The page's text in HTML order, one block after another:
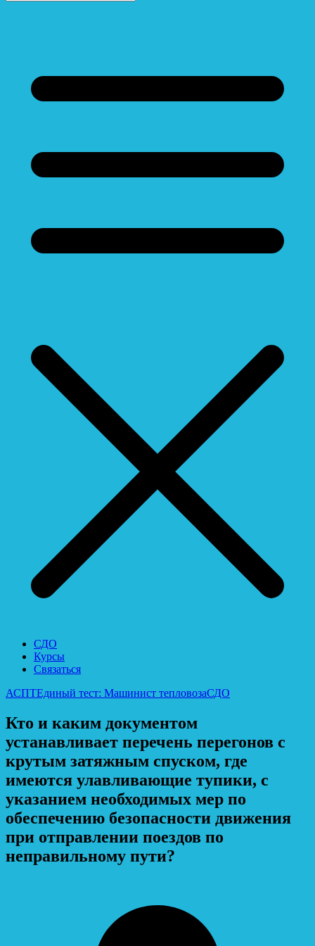
СДО
Курсы
Связаться
АСПТЕдиный тест: Машинист тепловозаСДО
Кто и каким документом
устанавливает перечень перегонов с
крутым затяжным спуском, где
имеются улавливающие тупики, с
указанием необходимых мер по
обеспечению безопасности движения
при отправлении поездов по
неправильному пути?